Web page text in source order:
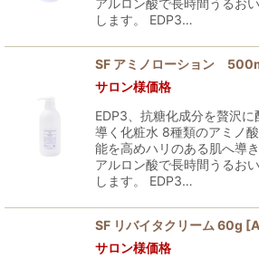
アルロン酸で長時間うるお
します。 EDP3…
SF アミノローション
サロン様価格
EDP3、抗糖化成分を贅沢
導く化粧水 8種類のアミノ
能を高めハリのある肌へ導
アルロン酸で長時間うるお
します。 EDP3…
SF リバイタクリーム 60g [
サロン様価格